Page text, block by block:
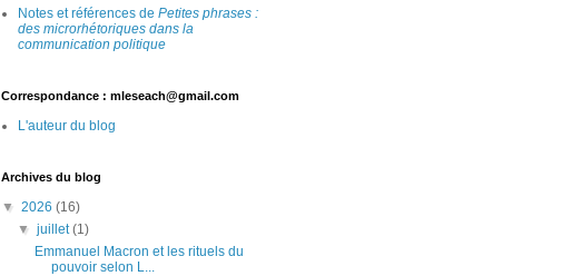
Notes et références de Petites phrases :
des microrhétoriques dans la
communication politique
Correspondance : mleseach@gmail.com
L'auteur du blog
Archives du blog
▼ 2026 (16)
▼juillet(1)
Emmanuel Macron et les rituels du
pouvoir selon L...